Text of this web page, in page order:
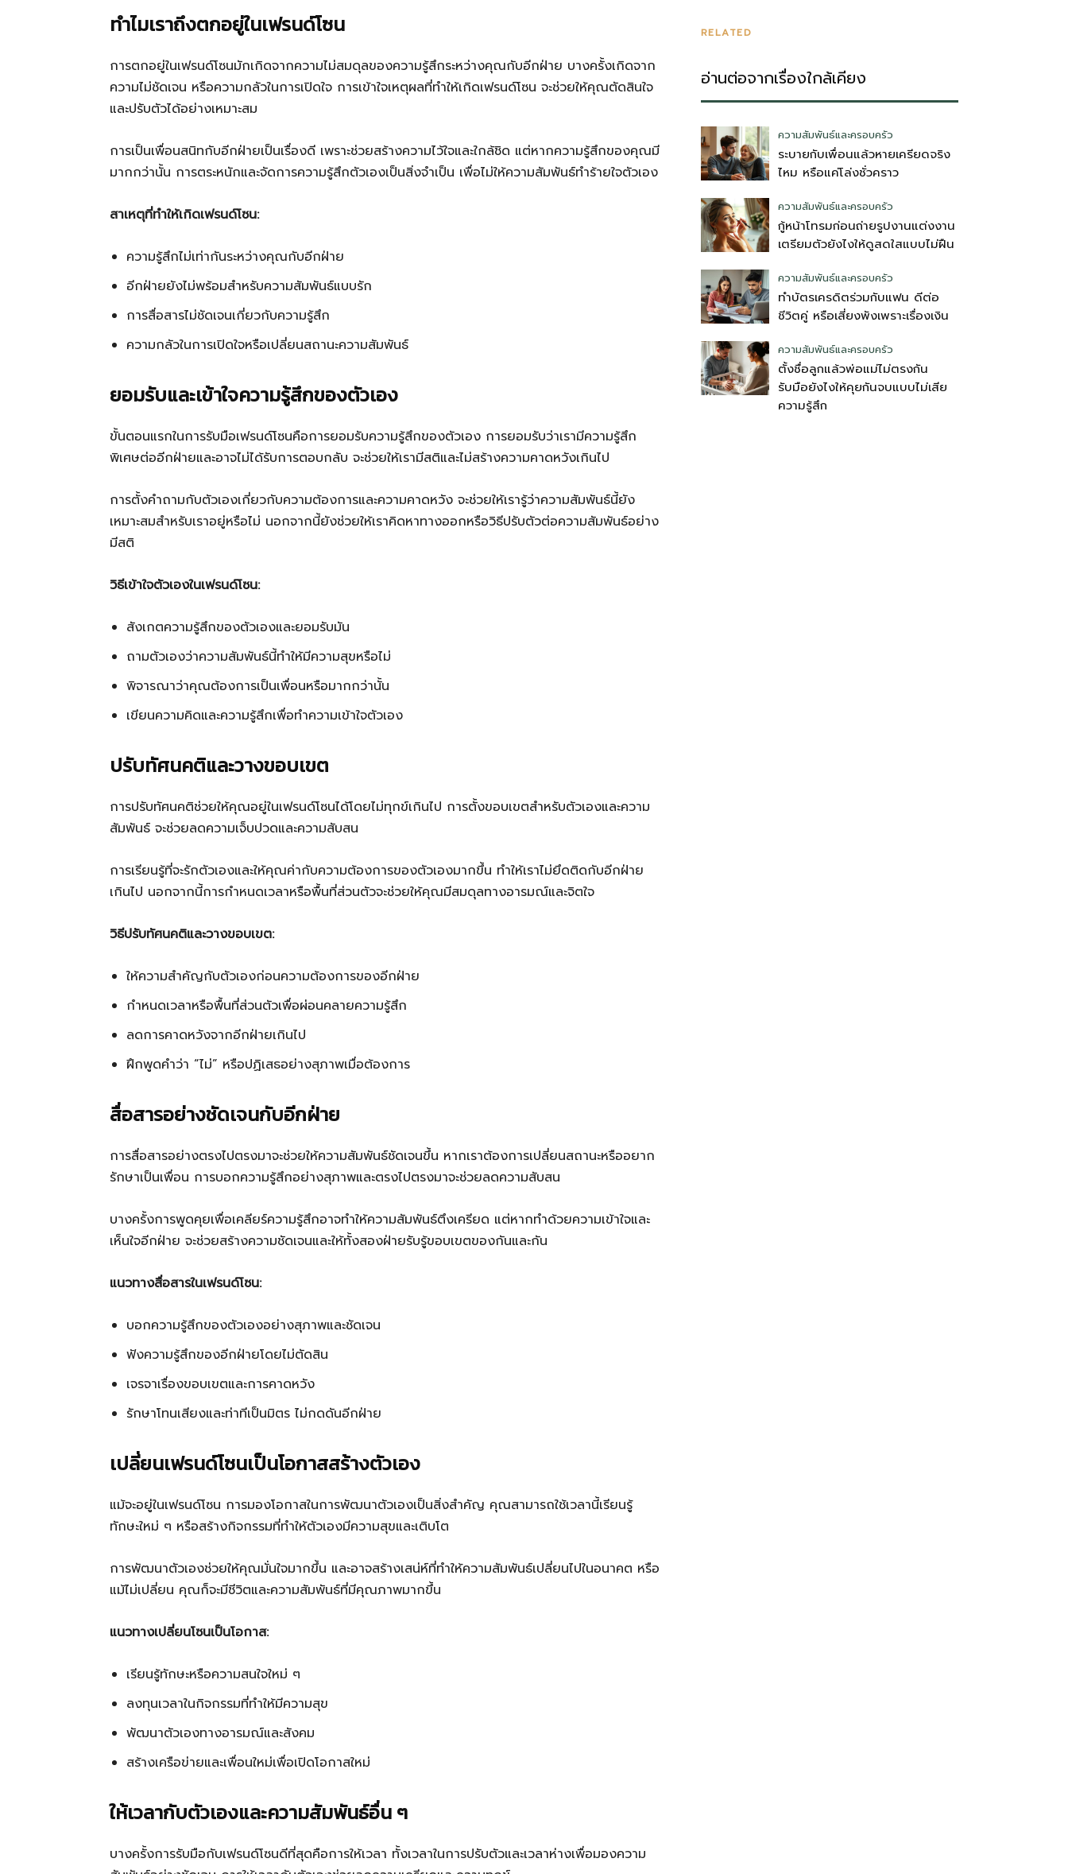
ทำไมเราถึงตกอยู่ในเฟรนด์โซน
การตกอยู่ในเฟรนด์โซนมักเกิดจากความไม่สมดุลของความรู้สึกระหว่างคุณกับอีกฝ่าย บางครั้งเกิดจาก
ความไม่ชัดเจน หรือความกลัวในการเปิดใจ การเข้าใจเหตุผลที่ทำให้เกิดเฟรนด์โซน จะช่วยให้คุณตัดสินใจ
และปรับตัวได้อย่างเหมาะสม
การเป็นเพื่อนสนิทกับอีกฝ่ายเป็นเรื่องดี เพราะช่วยสร้างความไว้ใจและใกล้ชิด แต่หากความรู้สึกของคุณมี
มากกว่านั้น การตระหนักและจัดการความรู้สึกตัวเองเป็นสิ่งจำเป็น เพื่อไม่ให้ความสัมพันธ์ทำร้ายใจตัวเอง
สาเหตุที่ทำให้เกิดเฟรนด์โซน:
ความรู้สึกไม่เท่ากันระหว่างคุณกับอีกฝ่าย
อีกฝ่ายยังไม่พร้อมสำหรับความสัมพันธ์แบบรัก
การสื่อสารไม่ชัดเจนเกี่ยวกับความรู้สึก
ความกลัวในการเปิดใจหรือเปลี่ยนสถานะความสัมพันธ์
ยอมรับและเข้าใจความรู้สึกของตัวเอง
ขั้นตอนแรกในการรับมือเฟรนด์โซนคือการยอมรับความรู้สึกของตัวเอง การยอมรับว่าเรามีความรู้สึก
พิเศษต่ออีกฝ่ายและอาจไม่ได้รับการตอบกลับ จะช่วยให้เรามีสติและไม่สร้างความคาดหวังเกินไป
การตั้งคำถามกับตัวเองเกี่ยวกับความต้องการและความคาดหวัง จะช่วยให้เรารู้ว่าความสัมพันธ์นี้ยัง
เหมาะสมสำหรับเราอยู่หรือไม่ นอกจากนี้ยังช่วยให้เราคิดหาทางออกหรือวิธีปรับตัวต่อความสัมพันธ์อย่าง
มีสติ
วิธีเข้าใจตัวเองในเฟรนด์โซน:
สังเกตความรู้สึกของตัวเองและยอมรับมัน
ถามตัวเองว่าความสัมพันธ์นี้ทำให้มีความสุขหรือไม่
พิจารณาว่าคุณต้องการเป็นเพื่อนหรือมากกว่านั้น
เขียนความคิดและความรู้สึกเพื่อทำความเข้าใจตัวเอง
ปรับทัศนคติและวางขอบเขต
การปรับทัศนคติช่วยให้คุณอยู่ในเฟรนด์โซนได้โดยไม่ทุกข์เกินไป การตั้งขอบเขตสำหรับตัวเองและความ
สัมพันธ์ จะช่วยลดความเจ็บปวดและความสับสน
การเรียนรู้ที่จะรักตัวเองและให้คุณค่ากับความต้องการของตัวเองมากขึ้น ทำให้เราไม่ยึดติดกับอีกฝ่าย
เกินไป นอกจากนี้การกำหนดเวลาหรือพื้นที่ส่วนตัวจะช่วยให้คุณมีสมดุลทางอารมณ์และจิตใจ
วิธีปรับทัศนคติและวางขอบเขต:
ให้ความสำคัญกับตัวเองก่อนความต้องการของอีกฝ่าย
กำหนดเวลาหรือพื้นที่ส่วนตัวเพื่อผ่อนคลายความรู้สึก
ลดการคาดหวังจากอีกฝ่ายเกินไป
ฝึกพูดคำว่า “ไม่” หรือปฏิเสธอย่างสุภาพเมื่อต้องการ
สื่อสารอย่างชัดเจนกับอีกฝ่าย
การสื่อสารอย่างตรงไปตรงมาจะช่วยให้ความสัมพันธ์ชัดเจนขึ้น หากเราต้องการเปลี่ยนสถานะหรืออยาก
รักษาเป็นเพื่อน การบอกความรู้สึกอย่างสุภาพและตรงไปตรงมาจะช่วยลดความสับสน
บางครั้งการพูดคุยเพื่อเคลียร์ความรู้สึกอาจทำให้ความสัมพันธ์ตึงเครียด แต่หากทำด้วยความเข้าใจและ
เห็นใจอีกฝ่าย จะช่วยสร้างความชัดเจนและให้ทั้งสองฝ่ายรับรู้ขอบเขตของกันและกัน
แนวทางสื่อสารในเฟรนด์โซน:
บอกความรู้สึกของตัวเองอย่างสุภาพและชัดเจน
ฟังความรู้สึกของอีกฝ่ายโดยไม่ตัดสิน
เจรจาเรื่องขอบเขตและการคาดหวัง
รักษาโทนเสียงและท่าทีเป็นมิตร ไม่กดดันอีกฝ่าย
เปลี่ยนเฟรนด์โซนเป็นโอกาสสร้างตัวเอง
แม้จะอยู่ในเฟรนด์โซน การมองโอกาสในการพัฒนาตัวเองเป็นสิ่งสำคัญ คุณสามารถใช้เวลานี้เรียนรู้
ทักษะใหม่ ๆ หรือสร้างกิจกรรมที่ทำให้ตัวเองมีความสุขและเติบโต
การพัฒนาตัวเองช่วยให้คุณมั่นใจมากขึ้น และอาจสร้างเสน่ห์ที่ทำให้ความสัมพันธ์เปลี่ยนไปในอนาคต หรือ
แม้ไม่เปลี่ยน คุณก็จะมีชีวิตและความสัมพันธ์ที่มีคุณภาพมากขึ้น
แนวทางเปลี่ยนโซนเป็นโอกาส:
เรียนรู้ทักษะหรือความสนใจใหม่ ๆ
ลงทุนเวลาในกิจกรรมที่ทำให้มีความสุข
พัฒนาตัวเองทางอารมณ์และสังคม
สร้างเครือข่ายและเพื่อนใหม่เพื่อเปิดโอกาสใหม่
ให้เวลากับตัวเองและความสัมพันธ์อื่น ๆ
บางครั้งการรับมือกับเฟรนด์โซนดีที่สุดคือการให้เวลา ทั้งเวลาในการปรับตัวและเวลาห่างเพื่อมองความ
RELATED
อ่านต่อจากเรื่องใกล้เคียง
ความสัมพันธ์และครอบครัว
ระบายกับเพื่อนแล้วหายเครียดจริง
ไหม หรือแค่โล่งชั่วคราว
ความสัมพันธ์และครอบครัว
กู้หน้าโทรมก่อนถ่ายรูปงานแต่งงาน
เตรียมตัวยังไงให้ดูสดใสแบบไม่ฝืน
ความสัมพันธ์และครอบครัว
ทำบัตรเครดิตร่วมกับแฟน ดีต่อ
ชีวิตคู่ หรือเสี่ยงพังเพราะเรื่องเงิน
ความสัมพันธ์และครอบครัว
ตั้งชื่อลูกแล้วพ่อแม่ไม่ตรงกัน
รับมือยังไงให้คุยกันจบแบบไม่เสีย
ความรู้สึก